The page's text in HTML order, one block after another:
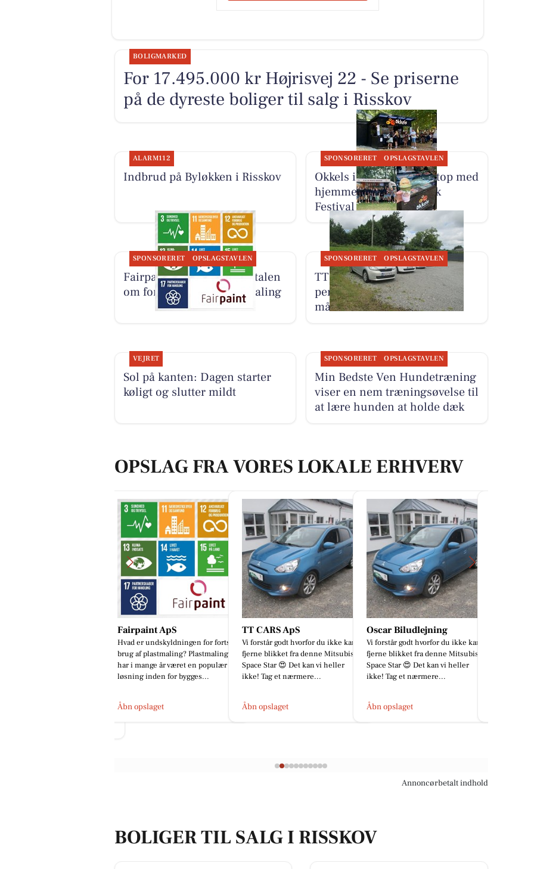
BOLIGMARKED
For 17.495.000 kr Højrisvej 22 - Se priserne
på de dyreste boliger til salg i Risskov
ALARM112
Indbrud på Byløkken i Risskov
SPONSORERET OPSLAGSTAVLEN
Okkels inviterer til pit stop med
hjemmelavet is på Smuk
Festival
SPONSORERET OPSLAGSTAVLEN
Fairpaint ApS starter samtalen
om fortsat brug af plastmaling
SPONSORERET OPSLAGSTAVLEN
TT CARS ApS udlejer små
personbiler for 3.000 kr. om
måneden med fri km
VEJRET
Sol på kanten: Dagen starter
køligt og slutter mildt
SPONSORERET OPSLAGSTAVLEN
Min Bedste Ven Hundetræning
viser en nem træningsøvelse til
at lære hunden at holde dæk
OPSLAG FRA VORES LOKALE ERHVERV
TT CARS ApS
Vi forstår godt hvorfor du ikke kan
fjerne blikket fra denne Mitsubishi
Space Star 😍 Det kan vi heller
ikke! Tag et nærmere...
Åbn opslaget
Oscar Biludlejning
Vi forstår godt hvorfor du ikke kan
fjerne blikket fra denne Mitsubishi
Space Star 😍 Det kan vi heller
ikke! Tag et nærmere...
Åbn opslaget
SPAR Skejby
👕♻️ REMINDER – TØJBYTTEDAG
♻️👕 Har du tøj i skabet, som
fortjener et nyt hjem? Så husk at
kigge forbi vores tøjbyttedag! ...
Åbn opslaget
Annoncørbetalt indhold
BOLIGER TIL SALG I RISSKOV